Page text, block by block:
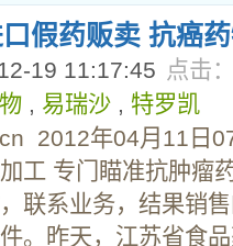
假药贩卖 抗癌
19 11:17:45 点击
, 易瑞沙 , 特罗凯
2012年04月11日
工 专门瞄准抗肿
联系业务，结果销
。昨天，江苏省食